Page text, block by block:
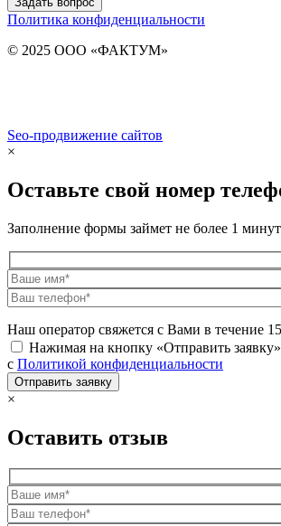
Политика конфиденциальности
© 2025 ООО «ФАКТУМ»
Seo-продвижение сайтов
×
Оставьте свой номер
Заполнение формы займет не более 1
Наш оператор свяжется с Вами в течение
Нажимая на кнопку «Отправить
с Политикой конфиденциальности
×
Оставить отзыв